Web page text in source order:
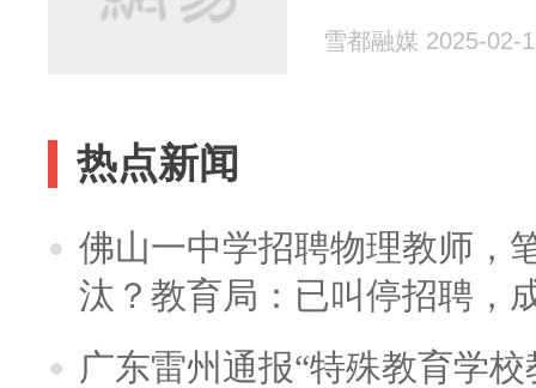
雪都融媒 2025-02-
热点新闻
佛山一中学招聘物理教师，
汰？教育局：已叫停招聘，
广东雷州通报“特殊教育学